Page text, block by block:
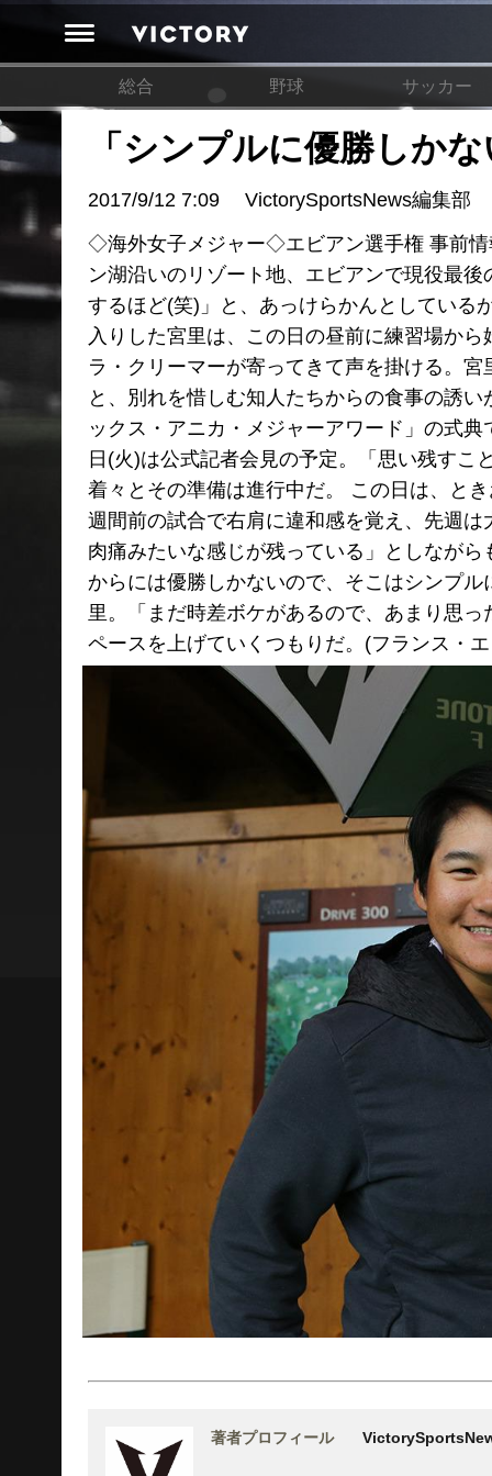
総合 野球 サッカー
「シンプルに優勝しか
2017/9/12 7:09
VictorySportsNews編集部
◇海外女子メジャー◇エビアン選手権 事前
ン湖沿いのリゾート地、エビアンで現役最
するほど(笑)」と、あっけらかんとしている
入りした宮里は、この日の昼前に練習場か
ラ・クリーマーが寄ってきて声を掛ける。
と、別れを惜しむ知人たちからの食事の誘
ックス・アニカ・メジャーアワード」の式
日(火)は公式記者会見の予定。「思い残すこ
着々とその準備は進行中だ。 この日は、と
週間前の試合で右肩に違和感を覚え、先週
肉痛みたいな感じが残っている」としなが
からには優勝しかないので、そこはシンプ
里。「まだ時差ボケがあるので、あまり思
ペースを上げていくつもりだ。(フランス・
著者プロフィール